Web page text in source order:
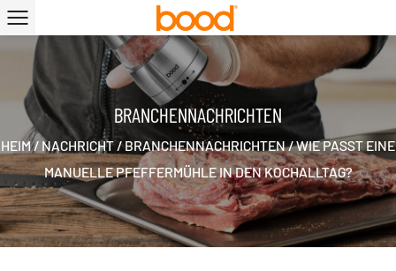
BRANCHENNACHRICHTEN
HEIM/ NACHRICHT/BRANCHENNACHRICHTEN/WIE PASST EINE
MANUELLE PFEFFERMÜHLE IN DEN KOCHALLTAG?